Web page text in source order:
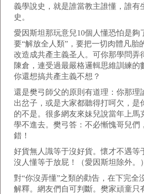
義學說史，就是誰當教主誰懂，誰有
史。
愛因斯坦那玩意兒10個人懂恐怕是夠
要“解放全人類”，要把一切肉體凡胎
改造成共產主義圣人。可你那學問弄
陳倉，連受過最嚴格邏輯思維訓練的
你還想搞共產主義不想？
還是樊弓師父的原則有道理：你那理
出岔子，或是大家都聽得打呵欠，是
的不是。很多網友來妹兒說當年上馬
學不進去。樊弓答：不必慚愧哥兒們
錯！
好貨無人識等于沒好貨。懷才不遇等
沒人懂等于放屁！（愛因斯坦除外。）
對“你沒弄懂”之類的勸告，在下完全
解釋。網友們自可判斷。樊家頑童只